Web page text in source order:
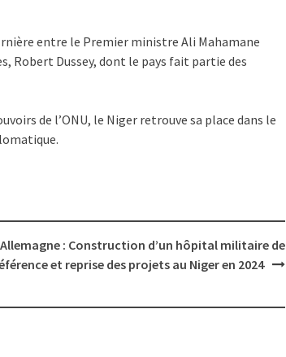
entre le Premier ministre Ali Mahamane
Robert Dussey, dont le pays fait partie des
de l’ONU, le Niger retrouve sa place dans le
Allemagne : Construction d’un hôpital militaire de
et reprise des projets au Niger en 2024